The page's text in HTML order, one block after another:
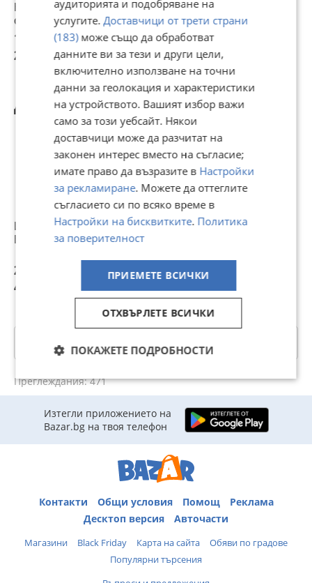
H2001 Gold 1.9
ома
102,26 €
200 лв
H2001 Gold 1.9
ома
105 €
205,36 лв
газов инжекцион
Hana H2100
153,39 €
300 лв
Другите разглеждат също
ИНЖЕКТОР HANA
BLUE АА+ 1.3 ohm
23,01 €
45 лв
HANA H2001 Gold -
Single еденична
28,50 €
55,74 лв
Преходник за
3,10 €
6,06 лв
Категории
Преглеждания: 471
Изтегли приложението на
Bazar.bg на твоя телефон
Контакти Общи условия Помощ
Реклама
Десктоп версия
Авточасти
Магазини Black Friday Карта на сайта
Обяви по градове
Популярни търсения
аудиторията и подобряване на
услугите.Доставчици от трети страни
(183)може също да обработват
данните ви за тези и други цели,
включително използване на точни
данни за геолокация и характеристики
на устройството. Вашият избор важи
само за този уебсайт. Някои
доставчици може да разчитат на
законен интерес вместо на съгласие;
имате право да възразите в Настройки
за рекламиране. Можете да оттеглите
съгласието си по всяко време в
Настройки на бисквитките. Политика
за поверителност
ПРИЕМЕТЕ ВСИЧКИ
ОТХВЪРЛЕТЕ ВСИЧКИ
ПОКАЖЕТЕ ПОДРОБНОСТИ